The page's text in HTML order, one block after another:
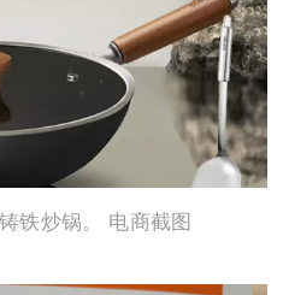
铁炒锅。 电商截图